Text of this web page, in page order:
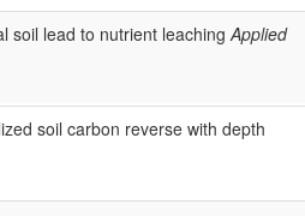
soil lead to nutrient leaching Applied
soil carbon reverse with depth